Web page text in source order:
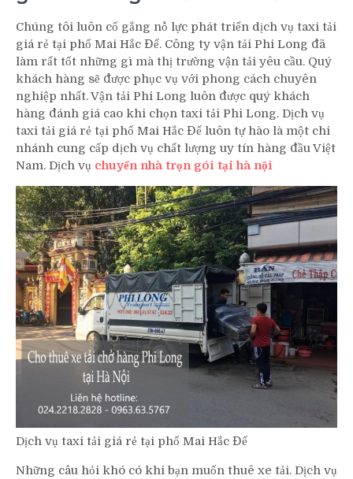
Chúng tôi luôn cố gắng nỗ lực phát triển dịch vụ taxi tải
giá rẻ tại phố Mai Hắc Đế. Công ty vận tải Phi Long đã
làm rất tốt những gì mà thị trường vận tải yêu cầu. Quý
khách hàng sẽ được phục vụ với phong cách chuyên
nghiệp nhất. Vận tải Phi Long luôn được quý khách
hàng đánh giá cao khi chọn taxi tải Phi Long. Dịch vụ
taxi tải giá rẻ tại phố Mai Hắc Đế luôn tự hào là một chi
nhánh cung cấp dịch vụ chất lượng uy tín hàng đầu Việt
Nam. Dịch vụ chuyển nhà trọn gói tại hà nội
Dịch vụ taxi tải giá rẻ tại phố Mai Hắc Đế
Những câu hỏi khó có khi bạn muốn thuê xe tải. Dịch vụ